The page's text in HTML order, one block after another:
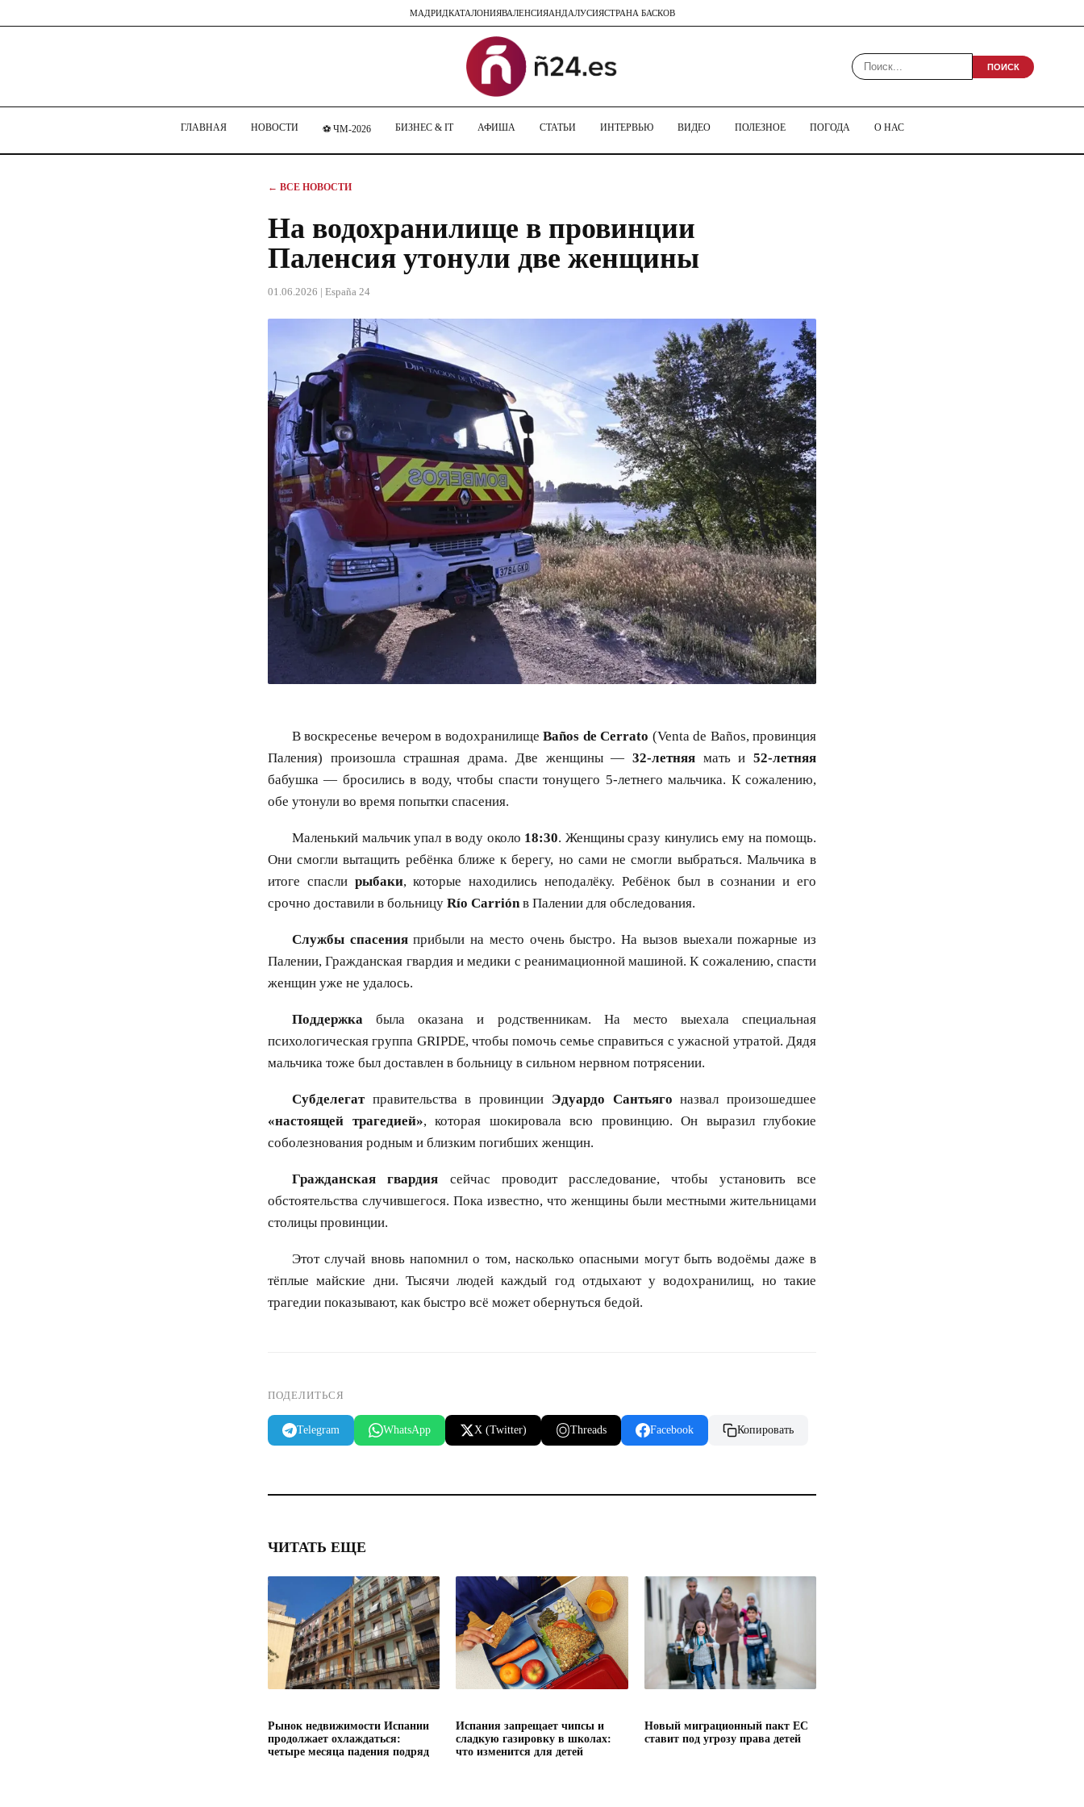
МАДРИДКАТАЛОНИЯВАЛЕНСИЯАНДАЛУСИЯСТРАНА БАСКОВ
ПОИСК
ГЛАВНАЯ НОВОСТИ ⚽ ЧМ-2026 БИЗНЕС & IT АФИША СТАТЬИ ИНТЕРВЬЮ ВИДЕО ПОЛЕЗНОЕ ПОГОДА О НАС
← ВСЕ НОВОСТИ
На водохранилище в провинции
Паленсия утонули две женщины
01.06.2026 | España 24
В воскресенье вечером в водохранилищеBaños de Cerrato (Venta de Baños, провинция
Паления) произошла страшная драма. Две женщины — 32-летняямать и52-летняя
бабушка — бросились в воду, чтобы спасти тонущего 5-летнего мальчика. К сожалению,
обе утонули во время попытки спасения.
Маленький мальчик упал в воду около 18:30. Женщины сразу кинулись ему на помощь.
Они смогли вытащить ребёнка ближе к берегу, но сами не смогли выбраться. Мальчика в
итоге спасли рыбаки, которые находились неподалёку. Ребёнок был в сознании и его
срочно доставили в больницу Río Carriónв Палении для обследования.
Службы спасенияприбыли на место очень быстро. На вызов выехали пожарные из
Палении, Гражданская гвардия и медики с реанимационной машиной. К сожалению, спасти
женщин уже не удалось.
Поддержка была оказана и родственникам. На место выехала специальная
психологическая группа GRIPDE, чтобы помочь семье справиться с ужасной утратой. Дядя
мальчика тоже был доставлен в больницу в сильном нервном потрясении.
Субделегатправительства в провинции Эдуардо Сантьяго назвал произошедшее
«настоящей трагедией», которая шокировала всю провинцию. Он выразил глубокие
соболезнования родным и близким погибших женщин.
Гражданская гвардия сейчас проводит расследование, чтобы установить все
обстоятельства случившегося. Пока известно, что женщины были местными жительницами
столицы провинции.
Этот случай вновь напомнил о том, насколько опасными могут быть водоёмы даже в
тёплые майские дни. Тысячи людей каждый год отдыхают у водохранилищ, но такие
трагедии показывают, как быстро всё может обернуться бедой.
ПОДЕЛИТЬСЯ
Telegram WhatsApp X (Twitter) Threads Facebook Копировать
ЧИТАТЬ ЕЩЕ
Рынок недвижимости Испании
продолжает охлаждаться:
четыре месяца падения подряд
Испания запрещает чипсы и
сладкую газировку в школах:
что изменится для детей
Новый миграционный пакт ЕС
ставит под угрозу права детей